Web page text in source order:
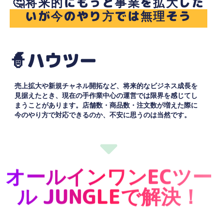
いが今のやり方では無理そう
🧙ハウツー
売上拡大や新規チャネル開拓など、将来的なビジネス成長を
見据えたとき、現在の手作業中心の運営では限界を感じてし
まうことがあります。店舗数・商品数・注文数が増えた際に
今のやり方で対応できるのか、不安に思うのは当然です。
オールインワンECツー
ル JUNGLEで解決！